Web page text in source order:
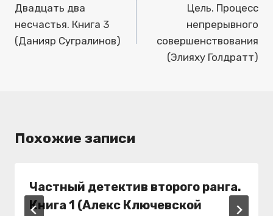
по
записям
Двадцать два
несчастья. Книга 3
(Данияр Сугралинов)
Цель. Процесс
непрерывного
совершенствования
(Элияху Голдратт)
Похожие записи
Частный детектив второго ранга.
Книга 1 (Алекс Ключевской